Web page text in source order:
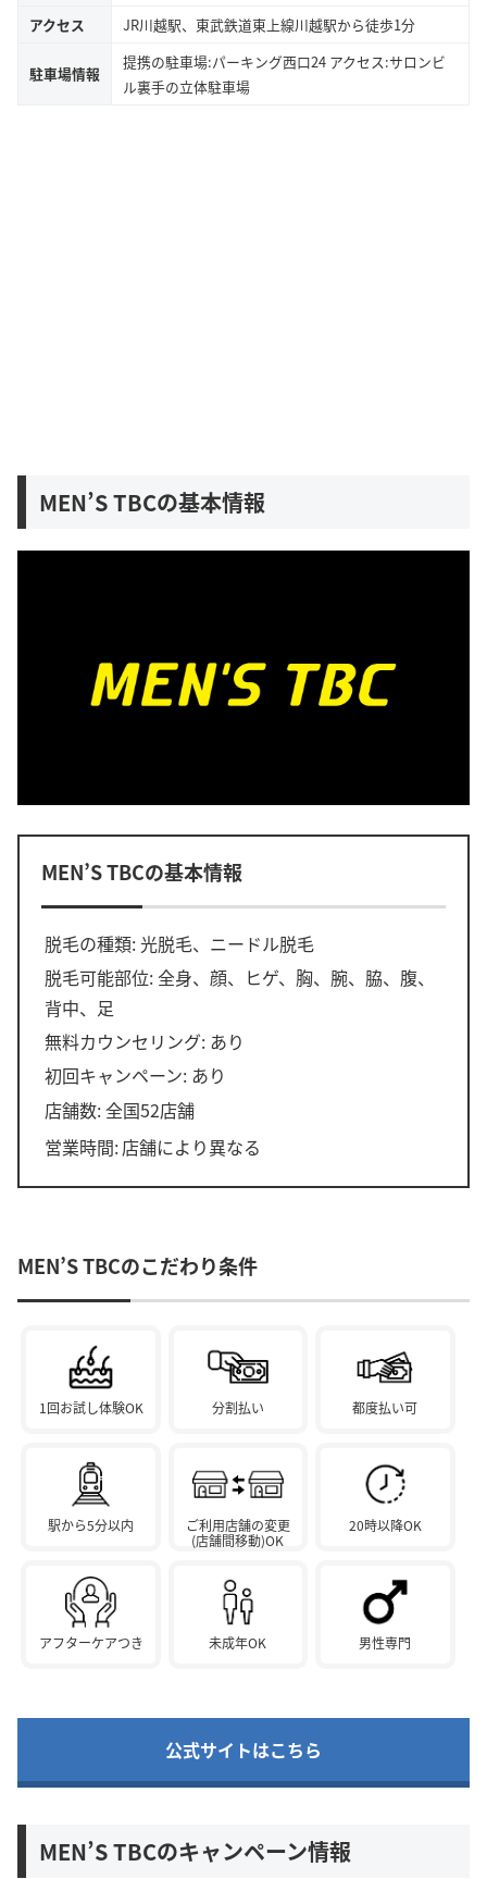
アクセス
JR川越駅、東武鉄道東上線川越駅から徒歩1分
駐車場情報
提携の駐車場:パーキング西口24 アクセス:サロンビ
ル裏手の立体駐車場
MEN’S TBCの基本情報
MEN’S TBCの基本情報
脱毛の種類: 光脱毛、ニードル脱毛
脱毛可能部位: 全身、顔、ヒゲ、胸、腕、脇、腹、
背中、足
無料カウンセリング: あり
初回キャンペーン: あり
店舗数: 全国52店舗
営業時間:店舗により異なる
MEN’S TBCのこだわり条件
1回お試し体験OK 分割払い 都度払い可
駅から5分以内
ご利用店舗の変更
(店舗間移動)OK
20時以降OK
アフターケアつき 未成年OK 男性専門
公式サイトはこちら
MEN’S TBCのキャンペーン情報